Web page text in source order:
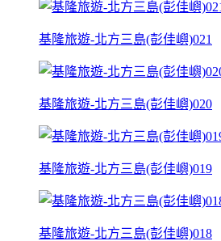
基隆旅遊-北方三島(彭佳嶼)021
基隆旅遊-北方三島(彭佳嶼)020
基隆旅遊-北方三島(彭佳嶼)019
基隆旅遊-北方三島(彭佳嶼)018